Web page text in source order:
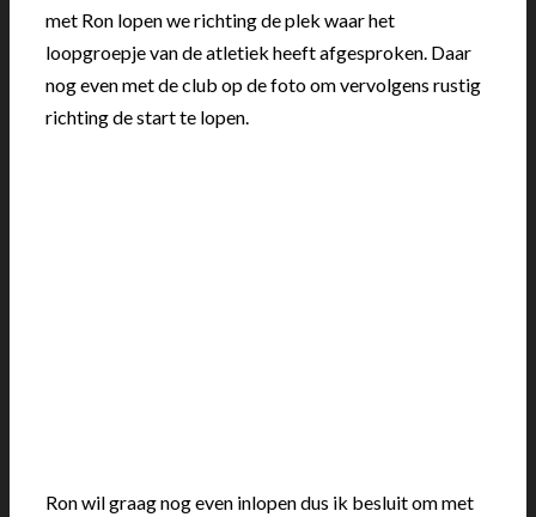
met Ron lopen we richting de plek waar het
loopgroepje van de atletiek heeft afgesproken. Daar
nog even met de club op de foto om vervolgens rustig
richting de start te lopen.
Ron wil graag nog even inlopen dus ik besluit om met